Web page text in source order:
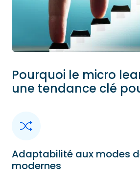
Pourquoi le micro
une tendance clé
Adaptabilité aux modes
modernes